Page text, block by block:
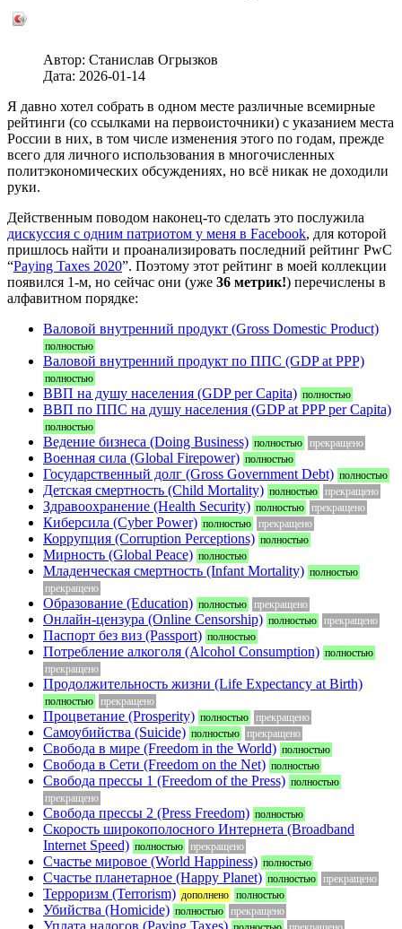
Автор: Станислав Огрызков
Дата: 2026-01-14
Я давно хотел собрать в одном месте различные всемирные
рейтинги (со ссылками на первоисточники) с указанием места
России в них, в том числе изменения этого по годам, прежде
всего для личного использования в многочисленных
политэкономических обсуждениях, но всё никак не доходили
руки.
Действенным поводом наконец-то сделать это послужила
дискуссия с одним патриотом у меня в Facebook, для которой
пришлось найти и проанализировать последний рейтинг PwC
“Paying Taxes 2020”. Поэтому этот рейтинг в моей коллекции
появился 1-м, но сейчас они (уже 36 метрик!) перечислены в
алфавитном порядке:
Валовой внутренний продукт (Gross Domestic Product)
полностью
Валовой внутренний продукт по ППС (GDP at PPP)
полностью
ВВП на душу населения (GDP per Capita) полностью
ВВП по ППС на душу населения (GDP at PPP per Capita)
полностью
Ведение бизнеса (Doing Business) полностью прекращено
Военная сила (Global Firepower) полностью
Государственный долг (Gross Government Debt) полностью
Детская смертность (Child Mortality) полностью прекращено
Здравоохранение (Health Security) полностью прекращено
Киберсила (Cyber Power) полностью прекращено
Коррупция (Corruption Perceptions) полностью
Мирность (Global Peace) полностью
Младенческая смертность (Infant Mortality) полностью
прекращено
Образование (Education) полностью прекращено
Онлайн-цензура (Online Censorship) полностью прекращено
Паспорт без виз (Passport) полностью
Потребление алкоголя (Alcohol Consumption) полностью
прекращено
Продолжительность жизни (Life Expectancy at Birth)
полностью прекращено
Процветание (Prosperity) полностью прекращено
Самоубийства (Suicide) полностью прекращено
Свобода в мире (Freedom in the World) полностью
Свобода в Сети (Freedom on the Net) полностью
Свобода прессы 1 (Freedom of the Press) полностью
прекращено
Свобода прессы 2 (Press Freedom) полностью
Скорость широкополосного Интернета (Broadband
Internet Speed) полностью прекращено
Счастье мировое (World Happiness) полностью
Счастье планетарное (Happy Planet) полностью прекращено
Терроризм (Terrorism) дополнено полностью
Убийства (Homicide) полностью прекращено